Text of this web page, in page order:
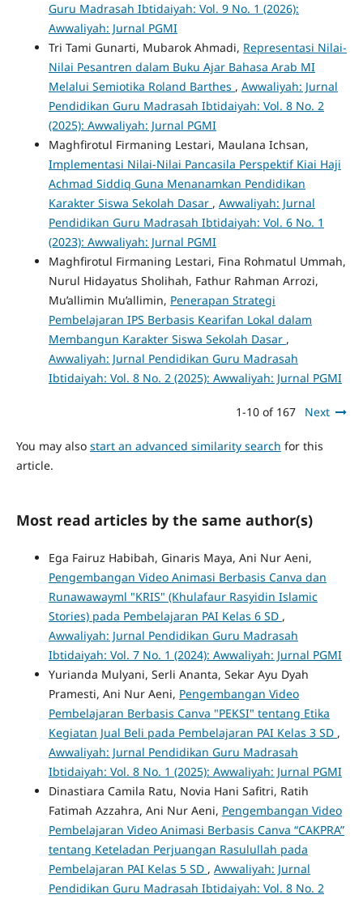
Guru Madrasah Ibtidaiyah: Vol. 9 No. 1 (2026):
Awwaliyah: Jurnal PGMI
Tri Tami Gunarti, Mubarok Ahmadi, Representasi Nilai-
Nilai Pesantren dalam Buku Ajar Bahasa Arab MI
Melalui Semiotika Roland Barthes , Awwaliyah: Jurnal
Pendidikan Guru Madrasah Ibtidaiyah: Vol. 8 No. 2
(2025): Awwaliyah: Jurnal PGMI
Maghfirotul Firmaning Lestari, Maulana Ichsan,
Implementasi Nilai-Nilai Pancasila Perspektif Kiai Haji
Achmad Siddiq Guna Menanamkan Pendidikan
Karakter Siswa Sekolah Dasar , Awwaliyah: Jurnal
Pendidikan Guru Madrasah Ibtidaiyah: Vol. 6 No. 1
(2023): Awwaliyah: Jurnal PGMI
Maghfirotul Firmaning Lestari, Fina Rohmatul Ummah,
Nurul Hidayatus Sholihah, Fathur Rahman Arrozi,
Mu’allimin Mu’allimin, Penerapan Strategi
Pembelajaran IPS Berbasis Kearifan Lokal dalam
Membangun Karakter Siswa Sekolah Dasar ,
Awwaliyah: Jurnal Pendidikan Guru Madrasah
Ibtidaiyah: Vol. 8 No. 2 (2025): Awwaliyah: Jurnal PGMI
1-10 of 167 Next
You may also start an advanced similarity search for this
article.
Most read articles by the same author(s)
Ega Fairuz Habibah, Ginaris Maya, Ani Nur Aeni,
Pengembangan Video Animasi Berbasis Canva dan
Runawawayml "KRIS" (Khulafaur Rasyidin Islamic
Stories) pada Pembelajaran PAI Kelas 6 SD ,
Awwaliyah: Jurnal Pendidikan Guru Madrasah
Ibtidaiyah: Vol. 7 No. 1 (2024): Awwaliyah: Jurnal PGMI
Yurianda Mulyani, Serli Ananta, Sekar Ayu Dyah
Pramesti, Ani Nur Aeni, Pengembangan Video
Pembelajaran Berbasis Canva "PEKSI" tentang Etika
Kegiatan Jual Beli pada Pembelajaran PAI Kelas 3 SD ,
Awwaliyah: Jurnal Pendidikan Guru Madrasah
Ibtidaiyah: Vol. 8 No. 1 (2025): Awwaliyah: Jurnal PGMI
Dinastiara Camila Ratu, Novia Hani Safitri, Ratih
Fatimah Azzahra, Ani Nur Aeni, Pengembangan Video
Pembelajaran Video Animasi Berbasis Canva “CAKPRA”
tentang Keteladan Perjuangan Rasulullah pada
Pembelajaran PAI Kelas 5 SD , Awwaliyah: Jurnal
Pendidikan Guru Madrasah Ibtidaiyah: Vol. 8 No. 2